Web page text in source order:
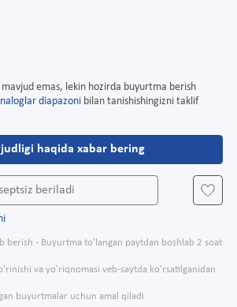
emas, lekin hozirda buyurtma berish
diapazoni bilan tanishishingizni taklif
haqida xabar bering
beriladi
berish - Buyurtma to'langan paytdan boshlab 2 soat
va yo'riqnomasi veb-saytda ko'rsatilganidan
buyurtmalar uchun amal qiladi